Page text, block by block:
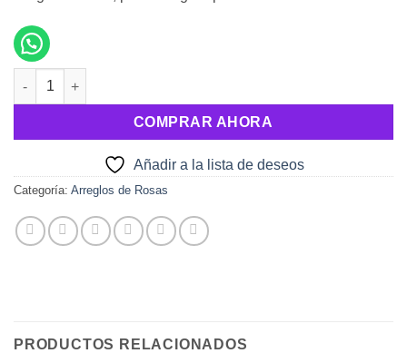
Redondo de 300 Rosas cantidad
COMPRAR AHORA
Añadir a la lista de deseos
Categoría: Arreglos de Rosas
PRODUCTOS RELACIONADOS